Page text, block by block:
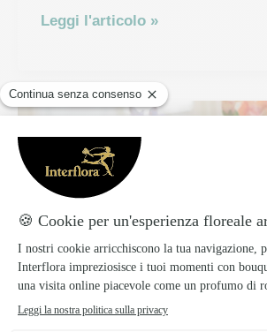
Stagione
periodi
di
fioritura
potatura
Leggi l'articolo »